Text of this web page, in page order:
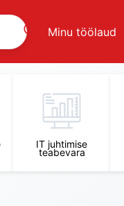
Minu töölaud
IT juhtimise
teabevara